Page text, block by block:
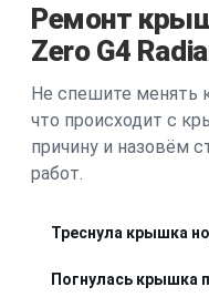
Ремонт
Zero G4
Не спешите менять
что происходит с
причину и назовём
работ.
Треснула крышка
Погнулась крышка